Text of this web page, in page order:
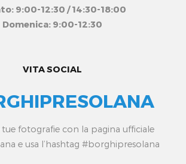
9:00-12:30 / 14:30-18:00
Domenica: 9:00-12:30
VITA SOCIAL
tue fotografie con la pagina ufficiale
e usa l’hashtag #borghipresolana